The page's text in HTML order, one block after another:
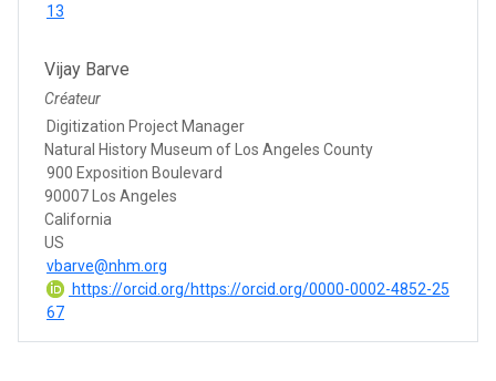
13
Vijay Barve
Créateur
Digitization Project Manager
Natural History Museum of Los Angeles County
900 Exposition Boulevard
90007 Los Angeles
California
US
vbarve@nhm.org
https://orcid.org/https://orcid.org/0000-0002-4852-25
67